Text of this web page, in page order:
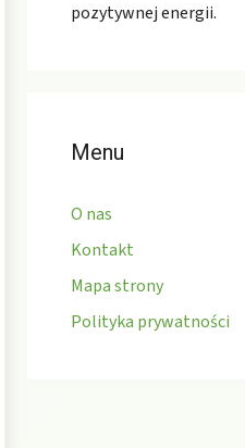
pozytywnej energii.
Menu
O nas
Kontakt
Mapa strony
Polityka prywatności